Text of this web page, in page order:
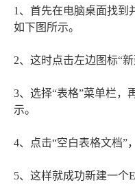
1、首先在电脑桌面找到
如下图所示。
2、这时点击左边图标“新
3、选择“表格”菜单栏，
示。
4、点击“空白表格文档”
5、这样就成功新建一个